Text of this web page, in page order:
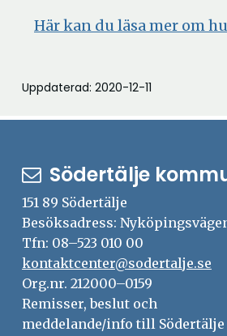
Här kan du läsa mer om
Uppdaterad: 2020-12-11
Södertälje
151 89 Södertälje
Besöksadress:
Tfn: 08–523 010 00
kontaktcenter@sodertalje.se
Org.nr. 212000–0159
Remisser, beslut och
meddelande/info till Södertälje